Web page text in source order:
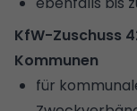
KfW-Zuschuss
Kommunen
für